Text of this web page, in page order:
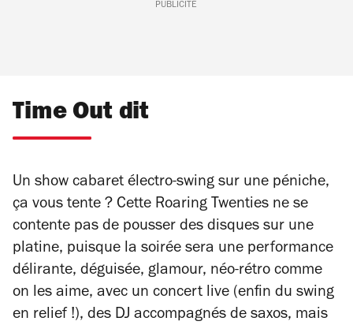
PUBLICITÉ
Time Out dit
Un show cabaret électro-swing sur une péniche,
ça vous tente ? Cette Roaring Twenties ne se
contente pas de pousser des disques sur une
platine, puisque la soirée sera une performance
délirante, déguisée, glamour, néo-rétro comme
on les aime, avec un concert live (enfin du swing
en relief !), des DJ accompagnés de saxos, mais